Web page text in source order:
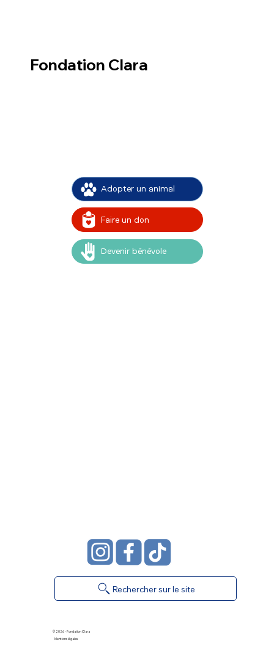
Fondation Clara
Adopter un animal
Faire un don
Devenir bénévole
Rechercher sur le site
© 2026 - Fondation Clara
Mentions légales